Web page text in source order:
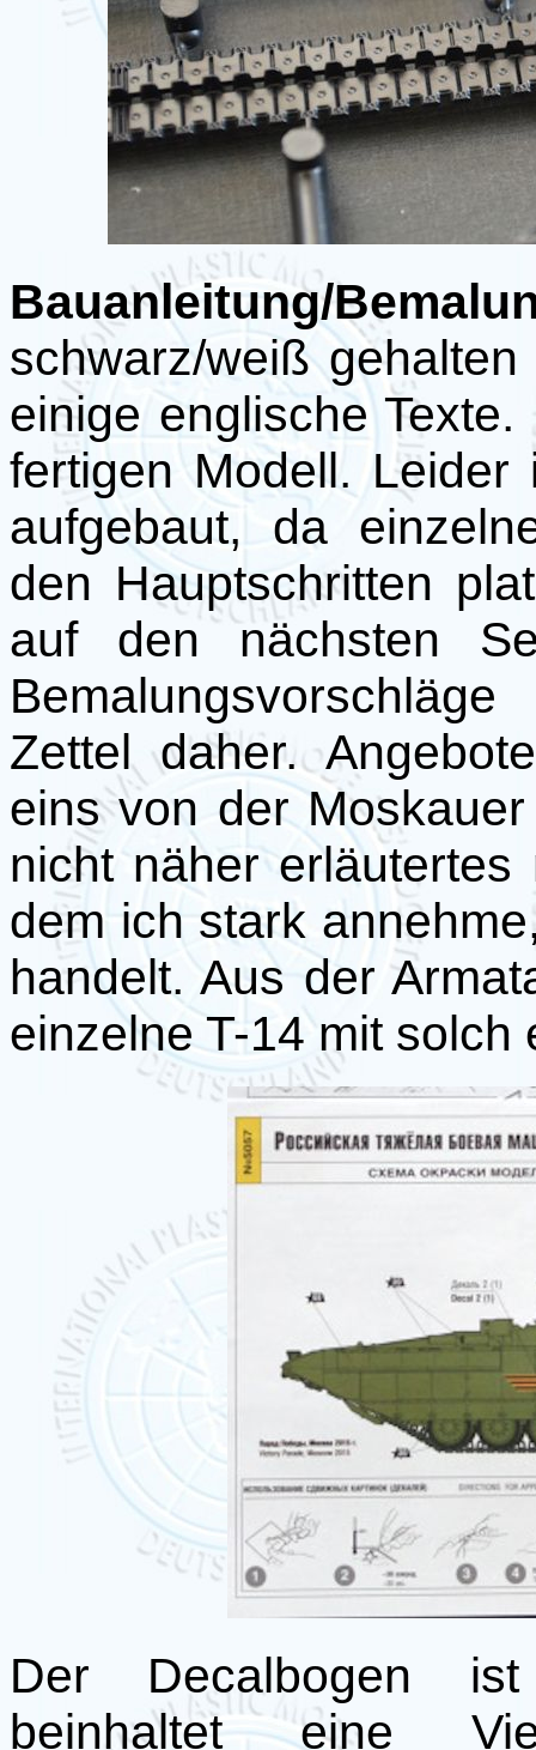
Bauanleitung/
schwarz/weiß
einige englische
fertigen Modell.
aufgebaut, da
den Hauptschritten
auf den nächsten
Zettel daher.
eins von der
nicht näher
dem ich stark
handelt. Aus der
einzelne T-14 mit solch
Der Decalbogen
beinhaltet eine